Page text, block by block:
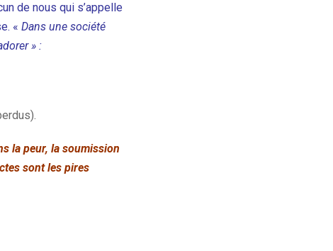
de nous qui s’appelle
« Dans une société
» :
la peur, la soumission
sont les pires